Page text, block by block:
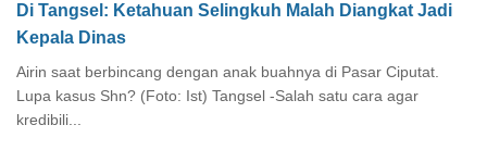
Di Tangsel: Ketahuan Selingkuh Malah Diangkat Jadi
Kepala Dinas
Airin saat berbincang dengan anak buahnya di Pasar Ciputat.
Lupa kasus Shn? (Foto: Ist) Tangsel -Salah satu cara agar
kredibili...